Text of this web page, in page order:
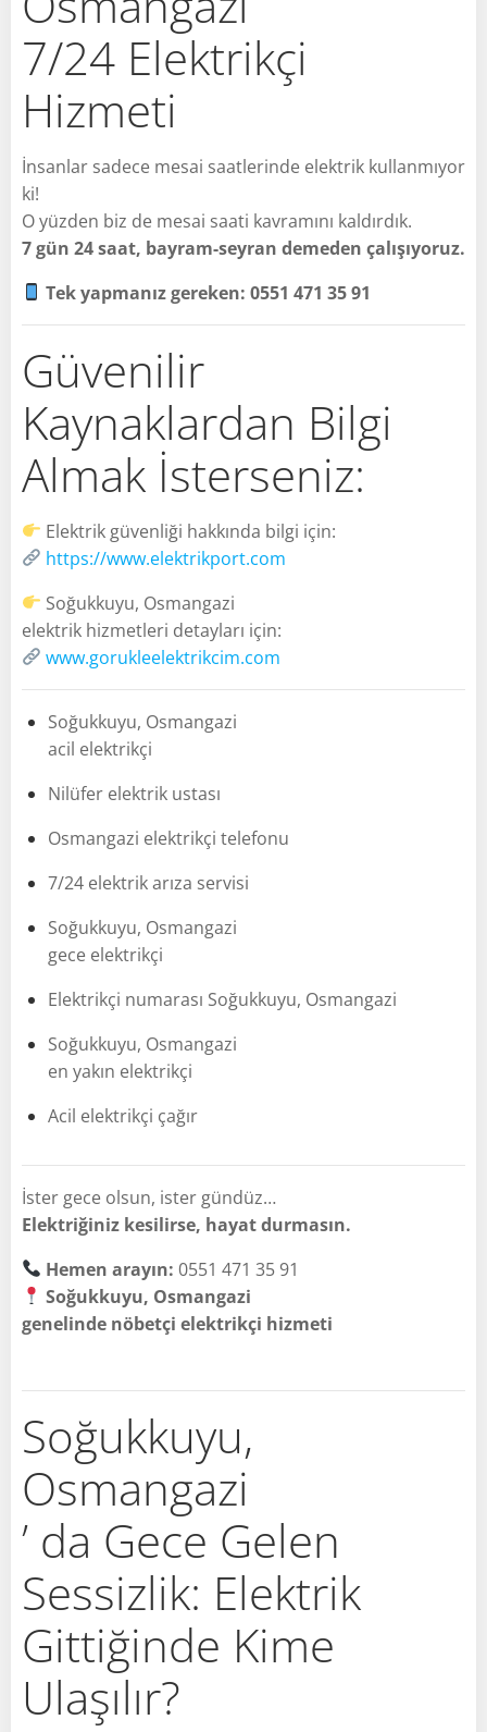
7/24 Elektrikçi
Hizmeti
İnsanlar sadece mesai saatlerinde elektrik kullanmıyor
ki!
O yüzden biz de mesai saati kavramını kaldırdık.
7 gün 24 saat, bayram-seyran demeden çalışıyoruz.
Tek yapmanız gereken: 0551 471 35 91
Güvenilir
Kaynaklardan Bilgi
Almak İsterseniz:
Elektrik güvenliği hakkında bilgi için:
https://www.elektrikport.com
Soğukkuyu, Osmangazi
elektrik hizmetleri detayları için:
www.gorukleelektrikcim.com
Soğukkuyu, Osmangazi
acil elektrikçi
Nilüfer elektrik ustası
Osmangazi elektrikçi telefonu
7/24 elektrik arıza servisi
Soğukkuyu, Osmangazi
gece elektrikçi
Elektrikçi numarası Soğukkuyu, Osmangazi
Soğukkuyu, Osmangazi
en yakın elektrikçi
Acil elektrikçi çağır
İster gece olsun, ister gündüz…
Elektriğiniz kesilirse, hayat durmasın.
Hemen arayın: 0551 471 35 91
Soğukkuyu, Osmangazi
genelinde nöbetçi elektrikçi hizmeti
Soğukkuyu,
Osmangazi
’ da Gece Gelen
Sessizlik: Elektrik
Gittiğinde Kime
Ulaşılır?